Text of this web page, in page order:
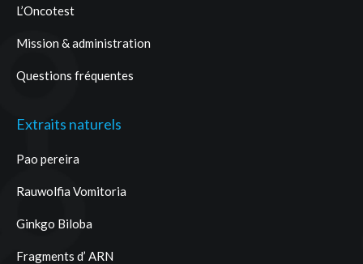
L’Oncotest
Mission & administration
Questions fréquentes
Extraits naturels
Pao pereira
Rauwolfia Vomitoria
Ginkgo Biloba
Fragments d’ ARN